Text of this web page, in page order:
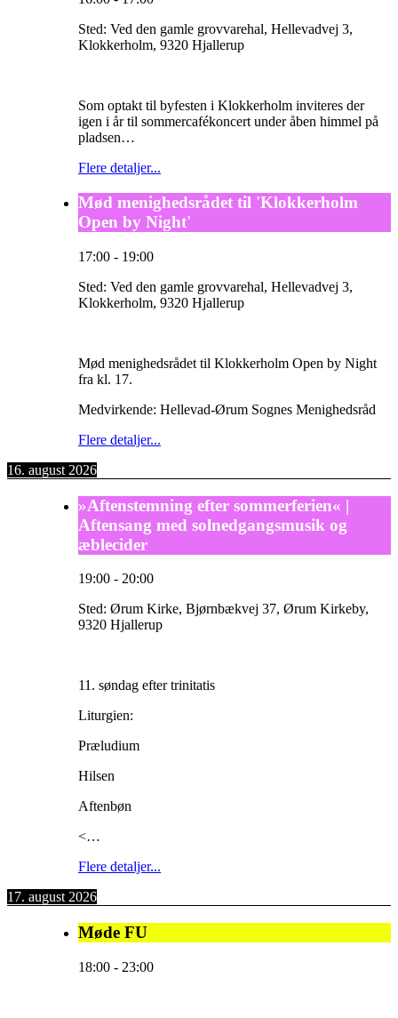
Sted: Ved den gamle grovvarehal, Hellevadvej 3,
Klokkerholm, 9320 Hjallerup
Som optakt til byfesten i Klokkerholm inviteres der
igen i år til sommercafékoncert under åben himmel på
pladsen…
Flere detaljer...
Mød menighedsrådet til 'Klokkerholm
Open by Night'
17:00 - 19:00
Sted: Ved den gamle grovvarehal, Hellevadvej 3,
Klokkerholm, 9320 Hjallerup
Mød menighedsrådet til Klokkerholm Open by Night
fra kl. 17.
Medvirkende: Hellevad-Ørum Sognes Menighedsråd
Flere detaljer...
16. august 2026
»Aftenstemning efter sommerferien« |
Aftensang med solnedgangsmusik og
æblecider
19:00 - 20:00
Sted: Ørum Kirke, Bjørnbækvej 37, Ørum Kirkeby,
9320 Hjallerup
11. søndag efter trinitatis
Liturgien:
Præludium
Hilsen
Aftenbøn
<…
Flere detaljer...
17. august 2026
Møde FU
18:00 - 23:00